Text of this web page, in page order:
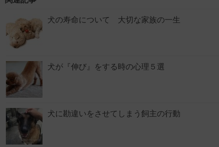
犬の寿命について 大切な家族の一生
犬が『伸び』をする時の心理５選
犬に勘違いをさせてしまう飼主の行動